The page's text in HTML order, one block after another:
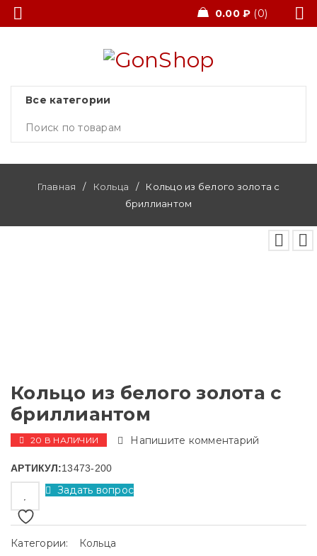
0.00 ₽ 0
Главная / Кольца /
Кольцо из белого золота с
бриллиантом
Кольцо из белого золота с
бриллиантом
20 В НАЛИЧИИ Напишите комментарий
АРТИКУЛ:13473-200
Задать вопрос
Категории: Кольца